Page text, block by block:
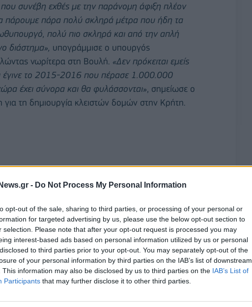
- Do Not Process My Personal Information
opt-out of the sale, sharing to third parties, or processing of your personal or
for targeted advertising by us, please use the below opt-out section to
selection. Please note that after your opt-out request is processed you may
interest-based ads based on personal information utilized by us or personal
to third parties prior to your opt-out. You may separately opt-out of the
of your personal information by third parties on the IAB’s list of downstream
This information may also be disclosed by us to third parties on the IAB’s List of
Participants that may further disclose it to other third parties.
που συνέβη εχθές με την παράνομη άφιξη πλέον
πάρουμε πάρα πολύ σκληρά μέτρα που ήδη τα
πολύ πιο σκληρά και από την απλή
διάστημα», υπογράμμισε ο υπουργός
νωρίτερα στη Βουλή. «Δεν πρόκειται εμείς
έγινε το 2015-2016 που πέρασε 1.000.000
έχει σύνορα και θα φυλάσσονται» , σημείωσε ο
για τη δημιουργία κλειστών δομών στην Κρήτη.
και Ασύλου, αποτελούν αναγκαίο
«Και στα Χανιά και στο Ηράκλειο οι δομές θα
είναι η προστασία των τοπικών κοινωνιών. 'Ατομα